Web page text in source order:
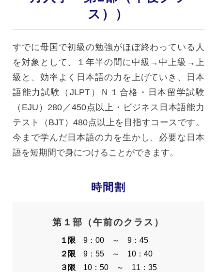
ス））
すでに母国で初級の勉強がほぼ終わっている人
を対象として、１年半の間に中級→中上級→上
級と、効率よく日本語の力を上げていき、日本
語能力試験（JLPT）Ｎ１合格・日本留学試験
（EJU）280／450点以上・ビジネス日本語能力
テスト（BJT）480点以上を目指すコースです。
今まで学んだ日本語の力を生かし、必要な日本
語を短期間で身につけることができます。
時間割
第１部（午前のクラス）
１限
9：00 ～ 9：45
２限
9：55 ～ 10：40
３限
10：50 ～ 11：35